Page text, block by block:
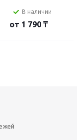
В наличии
от 1 790 ₸